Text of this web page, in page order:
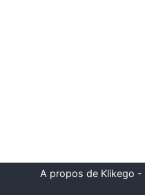
A propos de Klikego -